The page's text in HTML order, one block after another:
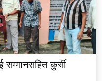
सम्मानसहित कुर्सी